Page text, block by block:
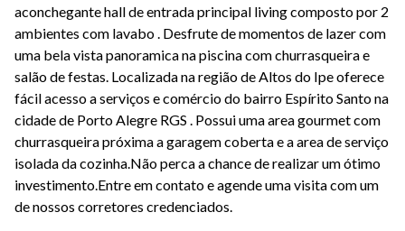
aconchegante hall de entrada principal living composto por 2
ambientes com lavabo . Desfrute de momentos de lazer com
uma bela vista panoramica na piscina com churrasqueira e
salão de festas. Localizada na região de Altos do Ipe oferece
fácil acesso a serviços e comércio do bairro Espírito Santo na
cidade de Porto Alegre RGS . Possui uma area gourmet com
churrasqueira próxima a garagem coberta e a area de serviço
isolada da cozinha.Não perca a chance de realizar um ótimo
investimento.Entre em contato e agende uma visita com um
de nossos corretores credenciados.